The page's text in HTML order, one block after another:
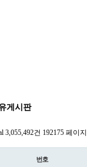
게시판
3,055,492건 192175 페이지
번호